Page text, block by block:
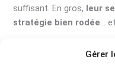
Gérer
suffisant. En gros, leur
stratégie bien rodée…